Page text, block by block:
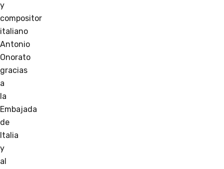
y
compositor
italiano
Antonio
Onorato
gracias
a
la
Embajada
de
Italia
y
al